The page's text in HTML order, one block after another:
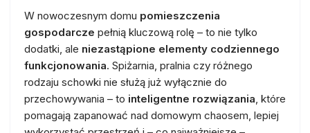
W nowoczesnym domu pomieszczenia
gospodarcze pełnią kluczową rolę – to nie tylko
dodatki, ale niezastąpione elementy codziennego
funkcjonowania. Spiżarnia, pralnia czy różnego
rodzaju schowki nie służą już wyłącznie do
przechowywania – to inteligentne rozwiązania, które
pomagają zapanować nad domowym chaosem, lepiej